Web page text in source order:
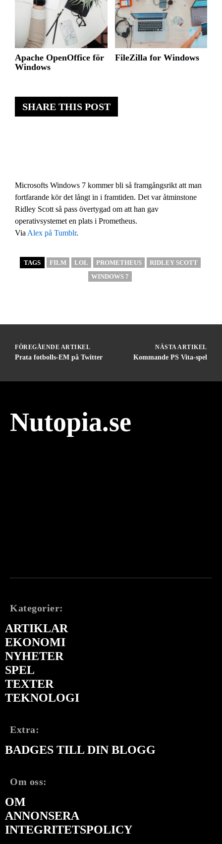
SHARE THIS POST
Microsofts Windows 7 kommer bli så framgångsrikt att man
fortfarande kör det långt in i framtiden. Det var åtminstone
Ridley Scott så pass övertygad om att han gav
operativsystemet en plats i Prometheus.
Via Alex på Tumblr.
TAGS FILM LOL PROMETHEUS
RIDLEY SCOTT
WINDOWS 7
Apache OpenOffice för
Windows
FileZilla for Windows
FÖREGÅENDE ARTIKEL
Prata fotbolls-EM på Twitter
NÄSTA ARTIKEL
Kommande PS Vita-spel
Nutopia.se
Kategorier:
ARTIKLAR
EKONOMI
NYHETER
SPEL
TEXTER
TEKNOLOGI
Extra:
BADGES TILL DIN BLOGG
Om oss:
OM
ANNONSERA
INTEGRITETSPOLICY